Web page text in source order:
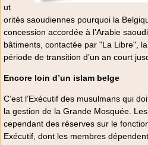
ut
orités saoudiennes pourquoi la
concession accordée à l’Arabie
bâtiments, contactée par "La Libre",
période de transition d’un an court
Encore loin d’un islam belge
C’est l’Exécutif des musulmans qui
la gestion de la Grande Mosquée.
cependant des réserves sur le
Exécutif, dont les membres